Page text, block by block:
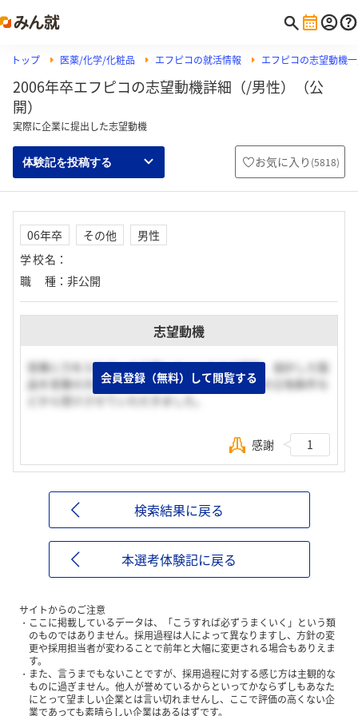
トップ 医薬/化学/化粧品 エフピコの就活情報 エフピコの志望動機
2006年卒エフピコの志望動機詳細（/男性）（公
開）
実際に企業に提出した志望動機
体験記を投稿する お気に入り (5818)
06年卒 その他
男性
学校名 ：
職種 ： 非公開
志望動機
営業に力を入れている企業とのことなので開発、設計した製
品を営業の方に安心して任せられるのと、本社の立地条件な
どから受けさせていただきました。
会員登録（無料）して閲覧する
感謝 1
検索結果に戻る
本選考体験記に戻る
サイトからのご注意
ここに掲載しているデータは、「こうすれば必ずうまくいく」という類
のものではありません。採用過程は人によって異なりますし、方針の変
更や採用担当者が変わることで前年と大幅に変更される場合もありえま
す。
また、言うまでもないことですが、採用過程に対する感じ方は主観的な
ものに過ぎません。他人が誉めているからといってかならずしもあなた
にとって望ましい企業とは言い切れませんし、ここで評価の高くない企
業であっても素晴らしい企業はあるはずです。